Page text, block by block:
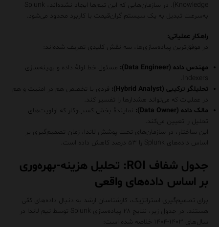
Knowledge). در سازمان‌هایی که این تیم‌ها ایجاد نشده‌اند، Splunk
به‌سرعت تبدیل به یک سیستم گران‌قیمت با کاربرد محدود می‌شود.
راهکار عملیاتی:
در موفق‌ترین پیاده‌سازی‌ها، سه نقش کلیدی تعریف شده‌اند:
مهندس داده (Data Engineer):
مسئول خط لولهٔ داده و بهینه‌سازی
Indexers.
تحلیلگر ترکیبی (Hybrid Analyst):
فردی با تخصص هم در امنیت و هم
در عملیات که می‌تواند هشدارها را تفسیر کند.
مالک داده (Data Owner):
نمایندهٔ بخش کسب‌وکار که اولویت‌های
تحلیل را تعیین می‌کند.
این ساختار، در سازمان‌های تحت پوشش لاندا، زمان تصمیم‌گیری بر
اساس داده‌های Splunk را ۵۳ درصد کاهش داده است.
جدول شفاف ROI: تحلیل هزینه-بهره‌وری
بر اساس داده‌های واقعی
برای تصمیم‌گیری استراتژیک، کارشناسان ارشد به دنبال داده‌های کمّی
هستند. در جدول زیر، نتایج ۲۸ پیاده‌سازی Splunk توسط تیم لاندا در
سال‌های ۱۴۰۳-۱۴۰۴ خلاصه شده است: